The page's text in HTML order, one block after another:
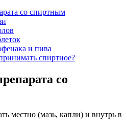
со спиртным
и пива
спиртное?
со
местно (мазь, капли) и внутрь в